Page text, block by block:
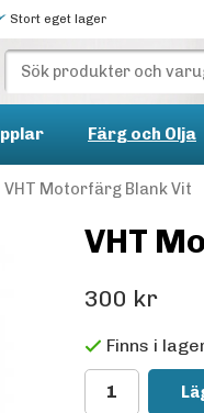
Stort eget lager
Färg och Olja
VHT Motorfärg Blank Vit
VHT
300 kr
Finns i